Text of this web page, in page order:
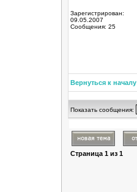
Зарегистрирован:
09.05.2007
Сообщения: 25
Вернуться к началу
Показать сообщения:
Страница 1 из 1